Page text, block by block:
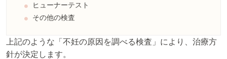
ヒューナーテスト
その他の検査
上記のような「不妊の原因を調べる検査」により、治療方
針が決定します。